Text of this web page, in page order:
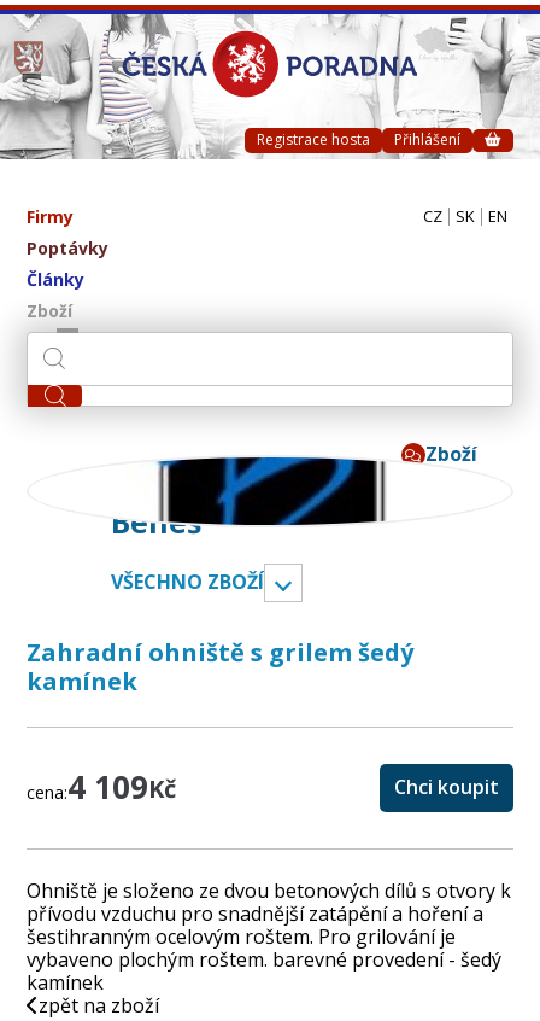
Registrace hosta Přihlášení
Firmy
Poptávky
Články
Zboží
CZ SK EN
Zboží
B.NETON - Miroslav
Beneš
VŠECHNO ZBOŽÍ
Zahradní ohniště s grilem šedý
kamínek
cena:4 109Kč Chci koupit
Ohniště je složeno ze dvou betonových dílů s otvory k
přívodu vzduchu pro snadnější zatápění a hoření a
šestihranným ocelovým roštem. Pro grilování je
vybaveno plochým roštem. barevné provedení - šedý
kamínek
zpět na zboží